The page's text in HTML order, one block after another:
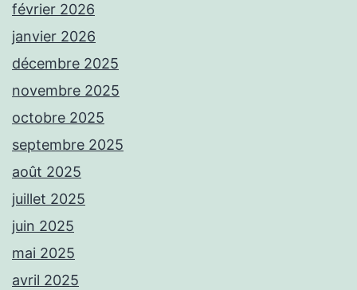
février 2026
janvier 2026
décembre 2025
novembre 2025
octobre 2025
septembre 2025
août 2025
juillet 2025
juin 2025
mai 2025
avril 2025